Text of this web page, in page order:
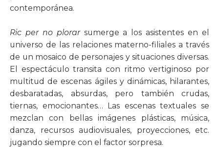
contemporánea.
Ric per no plorarsumerge a los asistentes en el
universo de las relaciones materno-filiales a través
de un mosaico de personajes y situaciones diversas.
El espectáculo transita con ritmo vertiginoso por
multitud de escenas ágiles y dinámicas, hilarantes,
desbaratadas, absurdas, pero también crudas,
tiernas, emocionantes… Las escenas textuales se
mezclan con bellas imágenes plásticas, música,
danza, recursos audiovisuales, proyecciones, etc.
jugando siempre con el factor sorpresa.